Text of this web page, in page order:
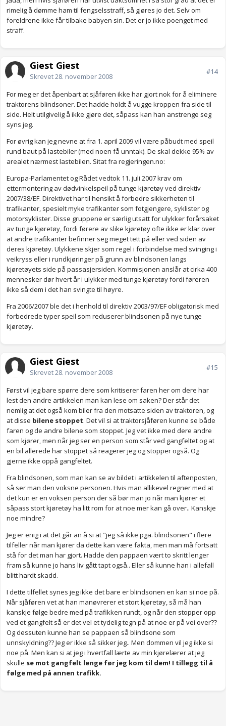
rimelig å dømme ham til fengselsstraff, så gjøres jo det. Selv om
foreldrene ikke får tilbake babyen sin. Det er jo ikke poenget med
straff.
Gjest Gjest
Skrevet28. november 2008
#14
For meg er det åpenbart at sjåføren ikke har gjort nok for å eliminere
traktorens blindsoner. Det hadde holdt å vugge kroppen fra side til
side. Helt utilgivelig å ikke gjøre det, såpass kan han anstrenge seg
syns jeg.
For øvrig kan jeg nevne at fra 1. april 2009 vil være påbudt med speil
rund baut på lastebiler (med noen få unntak). De skal dekke 95% av
arealet nærmest lastebilen. Sitat fra regjeringen.no:
Europa-Parlamentet og Rådet vedtok 11. juli 2007 krav om
ettermontering av dødvinkelspeil på tunge kjøretøy ved direktiv
2007/38/EF. Direktivet har til hensikt å forbedre sikkerheten til
trafikanter, spesielt myke trafikanter som fotgjengere, syklister og
motorsyklister. Disse gruppene er særlig utsatt for ulykker forårsaket
av tunge kjøretøy, fordi førere av slike kjøretøy ofte ikke er klar over
at andre trafikanter befinner seg meget tett på eller ved siden av
deres kjøretøy. Ulykkene skjer som regel i forbindelse med svinging i
veikryss eller i rundkjøringer på grunn av blindsonen langs
kjøretøyets side på passasjersiden. Kommisjonen anslår at cirka 400
mennesker dør hvert år i ulykker med tunge kjøretøy fordi føreren
ikke så dem i det han svingte til høyre.
Fra 2006/2007 ble det i henhold til direktiv 2003/97/EF obligatorisk med
forbedrede typer speil som reduserer blindsonen på nye tunge
kjøretøy.
Gjest Gjest
Skrevet28. november 2008
#15
Først vil jeg bare spørre dere som kritiserer faren her om dere har
lest den andre artikkelen man kan lese om saken? Der står det
nemlig at det også kom biler fra den motsatte siden av traktoren, og
at disse bilene stoppet. Det vil si at traktorsjåføren kunne se både
faren og de andre bilene som stoppet. Jeg vet ikke med dere andre
som kjører, men når jeg ser en person som står ved gangfeltet og at
en bil allerede har stoppet så reagerer jeg og stopper også. Og
gjerne ikke oppå gangfeltet.
Fra blindsonen, som man kan se av bildet i artikkelen til aftenposten,
så ser man den voksne personen. Hvis man allikevel regner med at
det kun er en voksen person der så bør man jo når man kjører et
såpass stort kjøretøy ha litt rom for at noe mer kan gå over.. Kanskje
noe mindre?
Jeg er enig i at det går an å si at "jeg så ikke pga. blindsonen" i flere
tilfeller når man kjører da dette kan være fakta, men man må fortsatt
stå for det man har gjort. Hadde den pappaen vært to skritt lenger
fram så kunne jo hans liv gått tapt også.. Eller så kunne han i allefall
blitt hardt skadd.
I dette tilfellet synes jeg ikke det bare er blindsonen en kan si noe på.
Når sjåføren vet at han manøvrerer et stort kjøretøy, så må han
kanskje følge bedre med på trafikken rundt, og når den stopper opp
ved et gangfelt så er det vel et tydelig tegn på at noe er på vei over??
Og dessuten kunne han se pappaen så blindsone som
unnskyldning?? Jeg er ikke så sikker jeg.. Men dommen vil jeg ikke si
noe på. Men kan si at jeg i hvertfall lærte av min kjørelærer at jeg
skulle se mot gangfelt lenge før jeg kom til dem! I tillegg til å
følge med på annen trafikk.